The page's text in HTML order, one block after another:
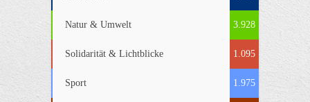
Natur & Umwelt 3.928
Solidarität & Lichtblicke 1.095
Sport 1.975